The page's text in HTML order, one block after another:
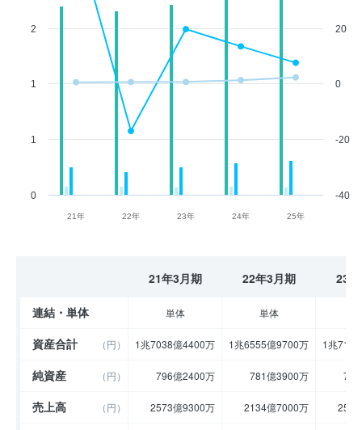
21年 22年 23年 24年 25年
0
1
1
2
-40
-20
0
20
21年3月期 22年3月期 23
連結・単体 単体 単体
資産合計 （円） 1兆7038億4400万 1兆6555億9700万 1兆
純資産 （円） 796億2400万 781億3900万
売上高 （円） 2573億9300万 2134億7000万